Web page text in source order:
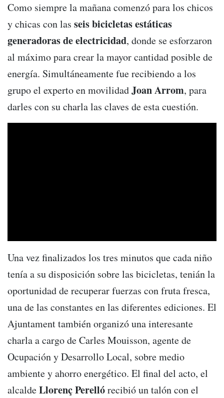
Como siempre la mañana comenzó para los chicos
y chicas con las seis bicicletas estáticas
generadoras de electricidad, donde se esforzaron
al máximo para crear la mayor cantidad posible de
energía. Simultáneamente fue recibiendo a los
grupo el experto en movilidadJoan Arrom, para
darles con su charla las claves de esta cuestión.
Una vez finalizados los tres minutos que cada niño
tenía a su disposición sobre las bicicletas, tenián la
oportunidad de recuperar fuerzas con fruta fresca,
una de las constantes en las diferentes ediciones. El
Ajuntament también organizó una interesante
charla a cargo de Carles Mouisson, agente de
Ocupación y Desarrollo Local, sobre medio
ambiente y ahorro energético. El final del acto, el
alcaldeLlorençPerellórecibió un talón con el